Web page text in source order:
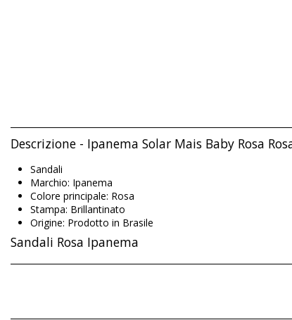
Descrizione - Ipanema Solar Mais Baby Rosa
Sandali
Marchio: Ipanema
Colore principale: Rosa
Stampa: Brillantinato
Origine: Prodotto in Brasile
Sandali Rosa Ipanema